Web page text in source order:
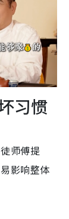
习惯
师傅提
影响整体